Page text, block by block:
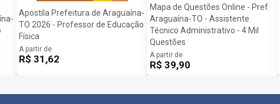
Apostila Prefeitura de Araguaína-
TO 2026 - Professor de Educação
Física
A partir de
R$ 31,62
Mapa de Questões Online - Pref.
Araguaína-TO - Assistente
Técnico Administrativo - 4 Mil
Questões
A partir de
R$ 39,90